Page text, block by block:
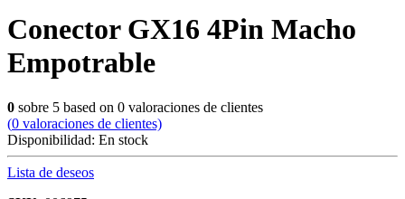
Conector GX16 4Pin Macho
Empotrable
0 sobre 5 based on 0 valoraciones de clientes
(0 valoraciones de clientes)
Disponibilidad: En stock
Lista de deseos